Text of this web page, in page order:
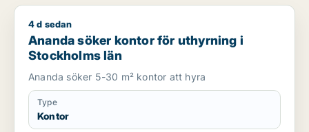
Ananda söker kontor för uthyrning i Stockholms län
4 d sedan
Ananda söker kontor för uthyrning i
Stockholms län
Ananda söker 5-30 m² kontor att hyra
Type
Kontor